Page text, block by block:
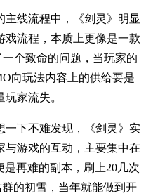
线流程中，《剑灵》明显
戏流程，本质上更像是一款
个致命的问题，当玩家的
向玩法内容上的供给要是
家流失。
一下不难发现，《剑灵》实
与游戏的互动，主要集中在
是再难的副本，刷上20几次
的初雪，当年就能做到开